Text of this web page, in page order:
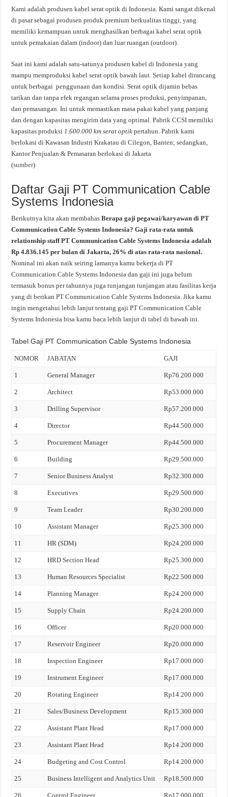
Kami adalah produsen kabel serat optik di Indonesia. Kami sangat dikenal
di pasar sebagai produsen produk premium berkualitas tinggi, yang
memiliki kemampuan untuk menghasilkan berbagai kabel serat optik
untuk pemakaian dalam (indoor) dan luar ruangan (outdoor).
Saat ini kami adalah satu-satunya produsen kabel di Indonesia yang
mampu memproduksi kabel serat optik bawah laut. Setiap kabel dirancang
untuk berbagai penggunaan dan kondisi. Serat optik dijamin bebas
tarikan dan tanpa efek regangan selama proses produksi, penyimpanan,
dan pemasangan. Ini untuk memastikan masa pakai kabel yang panjang
dan dengan kapasitas mengirim data yang optimal. Pabrik CCSI memiliki
kapasitas produksi 1.600.000 km serat optik pertahun. Pabrik kami
berlokasi di Kawasan Industri Krakatau di Cilegon, Banten; sedangkan,
Kantor Penjualan & Pemasaran berlokasi di Jakarta
(sumber)
Daftar Gaji PT Communication Cable
Systems Indonesia
Berikutnya kita akan membahasBerapa gaji pegawai/karyawan di PT
Communication Cable Systems Indonesia? Gaji rata-rata untuk
relationship staff PT Communication Cable Systems Indonesia adalah
Rp 4.836.145 per bulan di Jakarta, 26% di atas rata-rata nasional.
Nominal ini akan naik seiring lamanya kamu bekerja di PT
Communication Cable Systems Indonesia dan gaji ini juga belum
termasuk bonus per tahunnya juga tunjangan tunjangan atau fasilitas kerja
yang di berikan PT Communication Cable Systems Indonesia. Jika kamu
ingin mengetahui lebih lanjut tentang gaji PT Communication Cable
Systems Indonesia bisa kamu baca lebih lanjut di tabel di bawah ini.
Tabel Gaji PT Communication Cable Systems Indonesia
NOMOR JABATAN GAJI
1 General Manager Rp76.200.000
2 Architect Rp53.000.000
3 Drilling Supervisor Rp57.200.000
4 Director Rp44.500.000
5 Procurement Manager Rp44.500.000
6 Building Rp29.500.000
7 Senior Business Analyst Rp32.300.000
8 Executives Rp29.500.000
9 Team Leader Rp30.200.000
10 Assistant Manager Rp25.300.000
11 HR (SDM) Rp24.200.000
12 HRD Section Head Rp25.300.000
13 Human Resources Specialist Rp22.500.000
14 Planning Manager Rp24.200.000
15 Supply Chain Rp24.200.000
16 Officer Rp20.000.000
17 Reservoir Engineer Rp20.000.000
18 Inspection Engineer Rp17.000.000
19 Instrument Engineer Rp17.000.000
20 Rotating Engineer Rp14.200.000
21 Sales/Business Development Rp15.300.000
22 Assistant Plant Head Rp17.000.000
23 Assistant Plant Head Rp14.200.000
24 Budgeting and Cost Control Rp14.200.000
25 Business Intelligent and Analytics Unit Rp18.500.000
26 Control Engineer Rp17.000.000